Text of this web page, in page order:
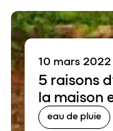
5 raisons
la maison
10 mars 2022
eau de pluie